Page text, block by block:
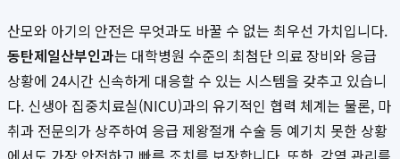
산모와 아기의 안전은 무엇과도 바꿀 수 없는 최우선 가치입니다.
동탄제일산부인과는 대학병원 수준의 최첨단 의료 장비와 응급
상황에 24시간 신속하게 대응할 수 있는 시스템을 갖추고 있습니
다. 신생아 집중치료실(NICU)과의 유기적인 협력 체계는 물론, 마
취과 전문의가 상주하여 응급 제왕절개 수술 등 예기치 못한 상황